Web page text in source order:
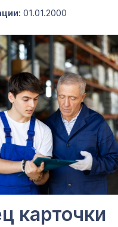
01.01.2000
карточки